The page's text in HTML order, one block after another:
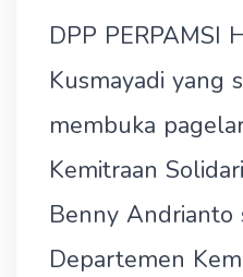
DPP PERPAMSI
Kusmayadi yang
membuka
Kemitraan
Benny Andrianto
Departemen